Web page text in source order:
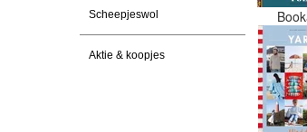
Scheepjeswol
Aktie & koopjes